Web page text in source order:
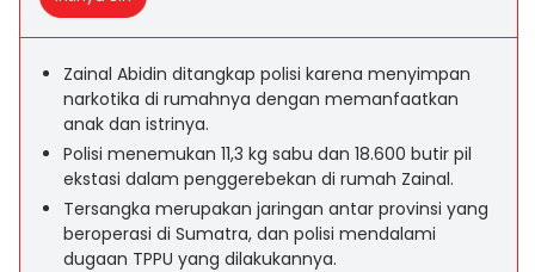
Zainal Abidin ditangkap polisi karena menyimpan
narkotika di rumahnya dengan memanfaatkan
anak dan istrinya.
Polisi menemukan 11,3 kg sabu dan 18.600 butir pil
ekstasi dalam penggerebekan di rumah Zainal.
Tersangka merupakan jaringan antar provinsi yang
beroperasi di Sumatra, dan polisi mendalami
dugaan TPPU yang dilakukannya.